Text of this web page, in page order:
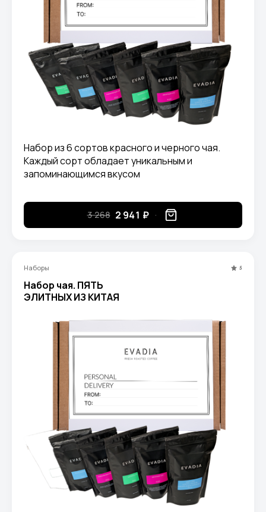
Набор из 6 сортов красного и черного чая.
Каждый сорт обладает уникальным и
запоминающимся вкусом
3 268 2 941 ₽
Наборы 5
Набор чая. ПЯТЬ
ЭЛИТНЫХ ИЗ КИТАЯ